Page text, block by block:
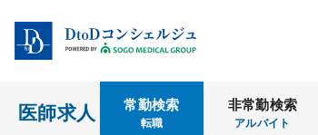
医師求人 常勤検索
転職
非常勤検索
アルバイト